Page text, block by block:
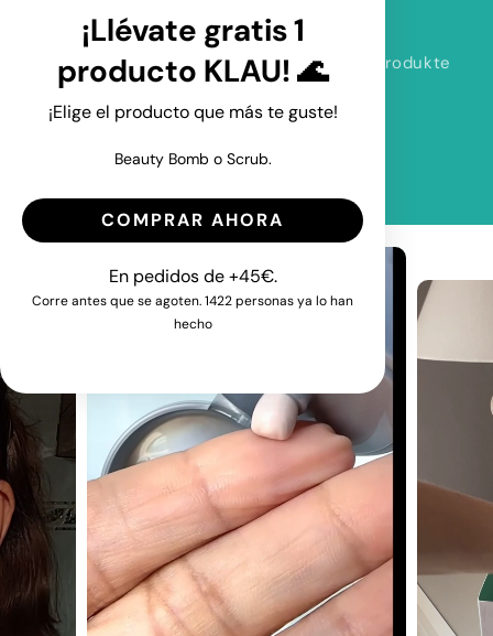
sind? 🤨
Mach den Test und finde die perfekten Produkte
MACHEN SIE DEN TEST
¡Llévate gratis 1
producto KLAU! 🌊
¡Elige el producto que más te guste!
Beauty Bomb o Scrub.
COMPRAR AHORA
En pedidos de +45€.
Corre antes que se agoten. 1422 personas ya lo han
hecho